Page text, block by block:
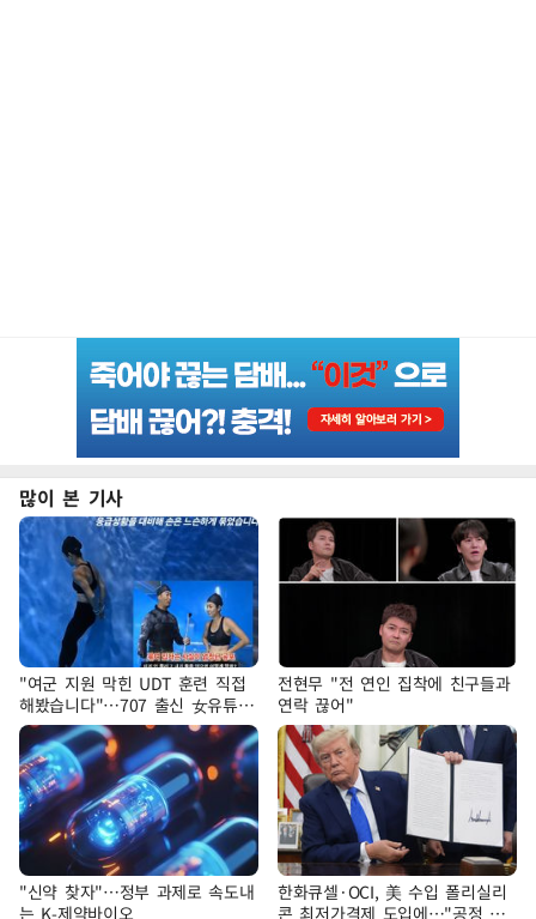
많이 본 기사
"여군 지원 막힌 UDT 훈련 직접
해봤습니다"…707 출신 女유튜버
'완벽 소화'
전현무 "전 연인 집착에 친구들과
연락 끊어"
"신약 찾자"…정부 과제로 속도내
는 K-제약바이오
한화큐셀·OCI, 美 수입 폴리실리
콘 최저가격제 도입에…"공정 경